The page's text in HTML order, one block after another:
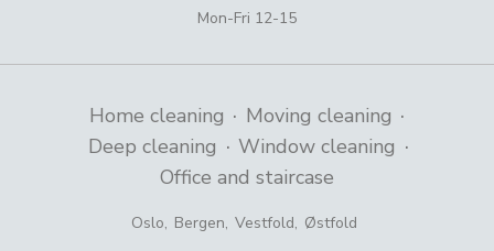
Mon-Fri 12-15
Home cleaning · Moving cleaning ·
Deep cleaning · Window cleaning ·
Office and staircase
Oslo, Bergen, Vestfold, Østfold